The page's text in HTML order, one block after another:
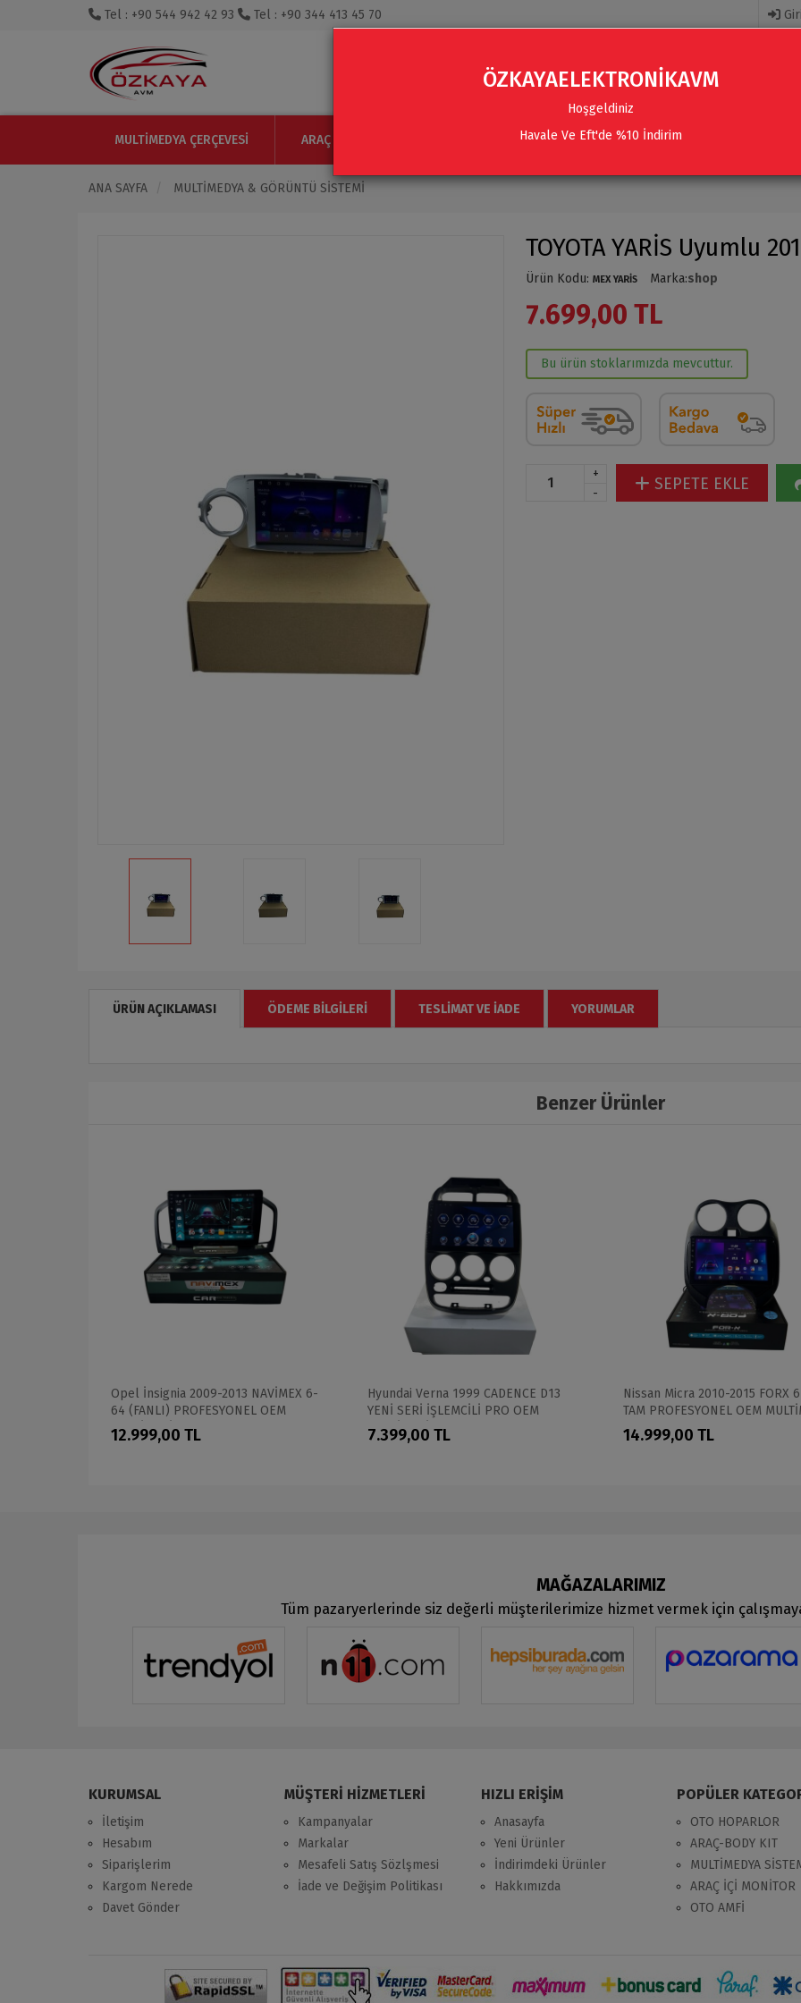
Tel : +90 544 942 42 93 Tel : +90 344 413 45 70
MULTIMEDYA ÇERÇEVESI ARAÇ IÇI MONITOR AKSESUARLAR SES SISTEMLERI & AKSESUARLAR
ANA SAYFA MULTIMEDYA & GÖRÜNTÜ SISTEMI
TOYOTA YARİS Uyumlu
Ürün Kodu:MEX YARİS Marka:shop
7.699,00 TL
Bu ürün stoklarımızda mevcuttur.
+
-
SEPETE EKLE
ÜRÜN AÇIKLAMASI ÖDEME BILGILERI TESLIMAT VE İADE YORUMLAR
Benzer Ürünler
Opel İnsignia 2009-2013 NAVİMEX 6-
64 (FANLI) PROFESYONEL OEM
MULTİMEDİA
12.999,00 TL
Hyundai Verna 1999 CADENCE D13
YENİ SERİ İŞLEMCİLİ PRO OEM
MULTİMEDİA
7.399,00 TL
Nissan Micra 2010-2015 FORX
TAM PROFESYONEL OEM
14.999,00 TL
MAĞAZALARIMIZ
Tüm pazaryerlerinde siz değerli müşterilerimize hizmet vermek için
KURUMSAL
İletişim
Hesabım
Siparişlerim
Kargom Nerede
Davet Gönder
MÜŞTERİ HİZMETLERİ
Kampanyalar
Markalar
Mesafeli Satış Sözlşmesi
İade ve Değişim Politikası
HIZLI ERİŞİM
Anasayfa
Yeni Ürünler
İndirimdeki Ürünler
Hakkımızda
POPÜLER
OTO HOPARLOR
ARAÇ-BODY KIT
MULTİMEDYA
ARAÇ İÇİ MONİTOR
OTO AMFİ
ÖZKAYAELEKTRONİKAVM
Hoşgeldiniz
Havale Ve Eft'de %10 İndirim